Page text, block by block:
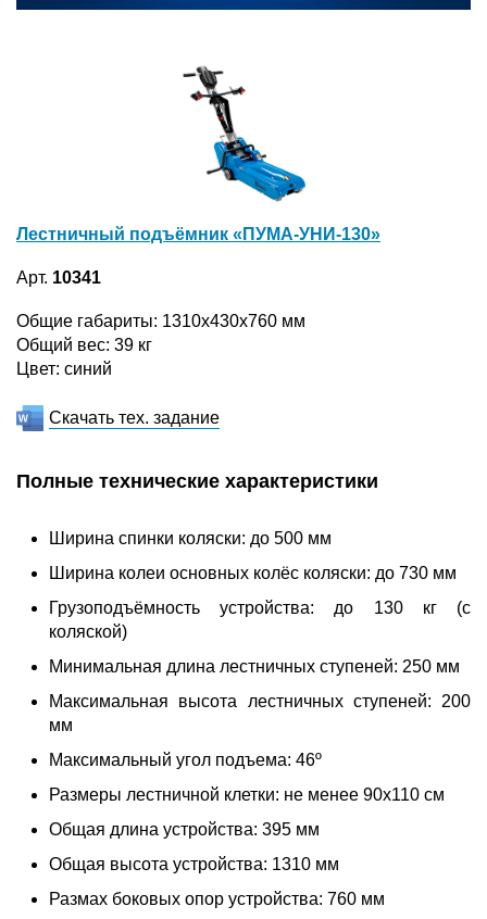
Лестничный подъёмник «ПУМА-УНИ-130»
Арт. 10341
Общие габариты: 1310x430x760 мм
Общий вес: 39 кг
Цвет: синий
Скачать тех. задание
Полные технические характеристики
Ширина спинки коляски: до 500 мм
Ширина колеи основных колёс коляски: до 730 мм
Грузоподъёмность устройства: до 130 кг (с
коляской)
Минимальная длина лестничных ступеней: 250 мм
Максимальная высота лестничных ступеней: 200
мм
Максимальный угол подъема: 46º
Размеры лестничной клетки: не менее 90х110 см
Общая длина устройства: 395 мм
Общая высота устройства: 1310 мм
Размах боковых опор устройства: 760 мм